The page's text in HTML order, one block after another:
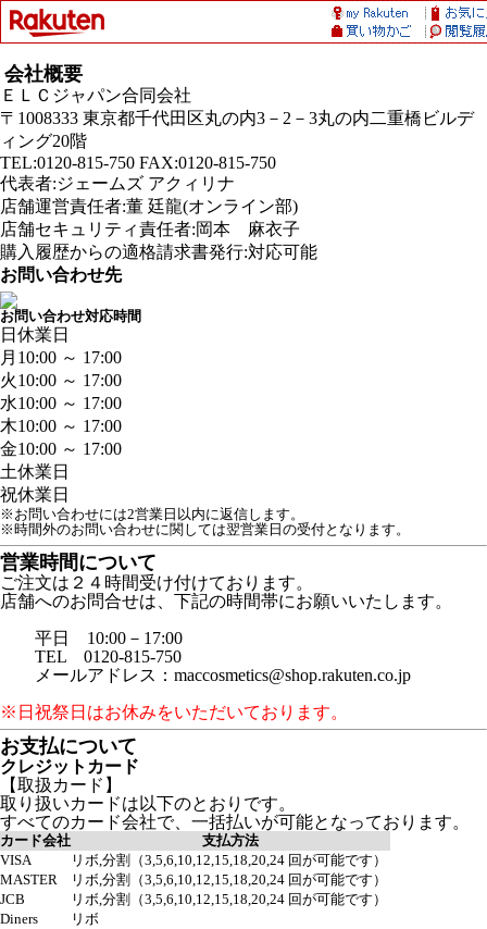
会社概要
ＥＬＣジャパン合同会社
〒1008333 東京都千代田区丸の内3－2－3丸の内二重橋ビルデ
ィング20階
TEL:0120-815-750 FAX:0120-815-750
代表者:ジェームズ アクィリナ
店舗運営責任者:董 廷龍(オンライン部)
店舗セキュリティ責任者:岡本 麻衣子
購入履歴からの適格請求書発行:対応可能
お問い合わせ先
お問い合わせ対応時間
日 休業日
月 10:00 ～ 17:00
火10:00 ～ 17:00
水10:00 ～ 17:00
木10:00 ～ 17:00
金10:00 ～ 17:00
土休業日
祝休業日
※お問い合わせには2営業日以内に返信します。
※時間外のお問い合わせに関しては翌営業日の受付となります。
営業時間について
ご注文は２４時間受け付けております。
店舗へのお問合せは、下記の時間帯にお願いいたします。
平日 10:00－17:00
TEL 0120-815-750
メールアドレス：maccosmetics@shop.rakuten.co.jp
※日祝祭日はお休みをいただいております。
お支払について
クレジットカード
【取扱カード】
取り扱いカードは以下のとおりです。
すべてのカード会社で、一括払いが可能となっております。
カード会社
支払方法
VISA
リボ,分割（3,5,6,10,12,15,18,20,24 回が可能です）
MASTER
リボ,分割（3,5,6,10,12,15,18,20,24 回が可能です）
JCB
リボ,分割（3,5,6,10,12,15,18,20,24 回が可能です）
Diners
リボ